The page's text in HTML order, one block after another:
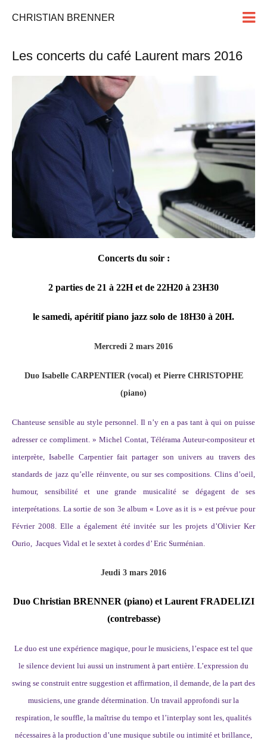
CHRISTIAN BRENNER
Les concerts du café Laurent mars 2016
Concerts du soir :
2 parties de 21 à 22H et de 22H20 à 23H30
le samedi, apéritif piano jazz solo de 18H30 à 20H.
Mercredi 2 mars 2016
Duo Isabelle CARPENTIER (vocal) et Pierre CHRISTOPHE
(piano)
Chanteuse sensible au style personnel. Il n’y en a pas tant à qui on puisse
adresser ce compliment. » Michel Contat, Télérama Auteur-compositeur et
interprète, Isabelle Carpentier fait partager son univers au travers des
standards de jazz qu’elle réinvente, ou sur ses compositions. Clins d’oeil,
humour, sensibilité et une grande musicalité se dégagent de ses
interprétations. La sortie de son 3e album « Love as it is » est prévue pour
Février 2008. Elle a également été invitée sur les projets d’Olivier Ker
Ourio, Jacques Vidal et le sextet à cordes d’ Eric Surménian.
Jeudi 3 mars 2016
Duo Christian BRENNER (piano) et Laurent FRADELIZI
(contrebasse)
Le duo est une expérience magique, pour le musiciens, l’espace est tel que
le silence devient lui aussi un instrument à part entière. L’expression du
swing se construit entre suggestion et affirmation, il demande, de la part des
musiciens, une grande détermination. Un travail approfondi sur la
respiration, le souffle, la maîtrise du tempo et l’interplay sont les, qualités
nécessaires à la production d’une musique subtile ou intimité et brillance,